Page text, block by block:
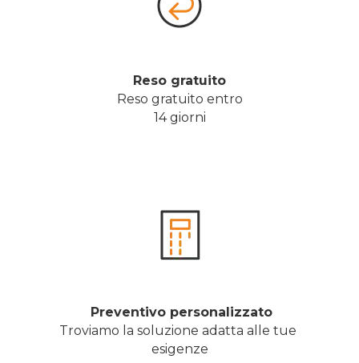
Reso gratuito
Reso gratuito entro
14 giorni
Preventivo personalizzato
Troviamo la soluzione adatta alle tue
esigenze